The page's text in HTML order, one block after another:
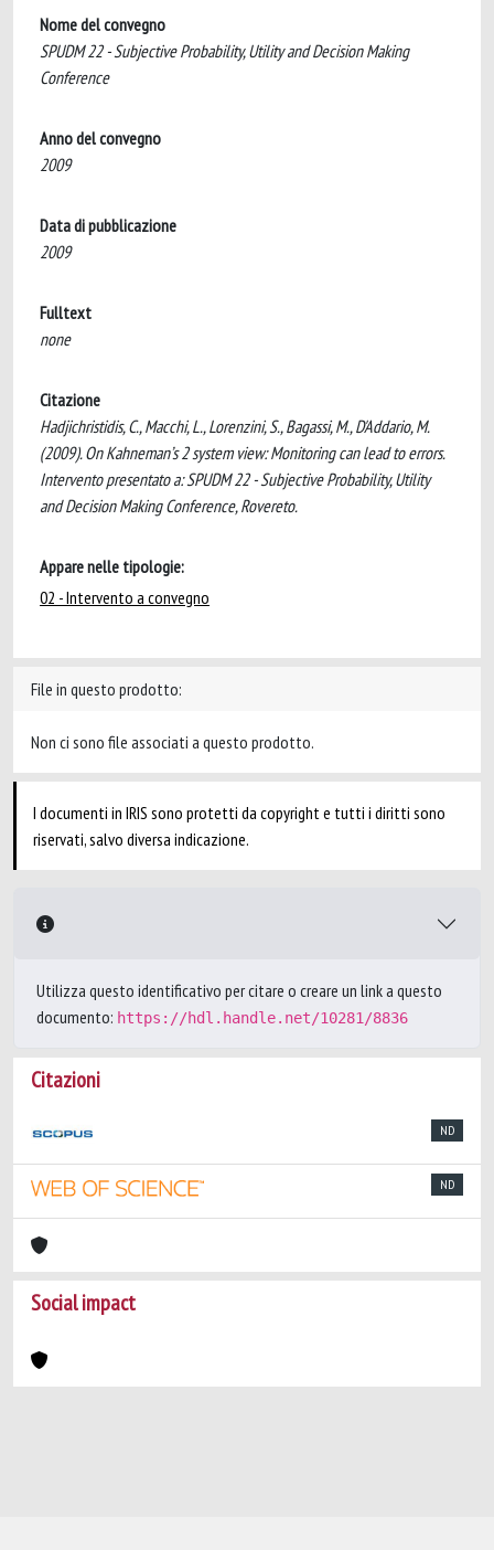
Nome del convegno
SPUDM 22 - Subjective Probability, Utility and Decision Making
Conference
Anno del convegno
2009
Data di pubblicazione
2009
Fulltext
none
Citazione
Hadjichristidis, C., Macchi, L., Lorenzini, S., Bagassi, M., D'Addario, M.
(2009). On Kahneman’s 2 system view: Monitoring can lead to errors.
Intervento presentato a: SPUDM 22 - Subjective Probability, Utility
and Decision Making Conference, Rovereto.
Appare nelle tipologie:
02 - Intervento a convegno
File in questo prodotto:
Non ci sono file associati a questo prodotto.
I documenti in IRIS sono protetti da copyright e tutti i diritti sono
riservati, salvo diversa indicazione.
Utilizza questo identificativo per citare o creare un link a questo
documento: https://hdl.handle.net/10281/8836
Citazioni
ND
ND
Social impact